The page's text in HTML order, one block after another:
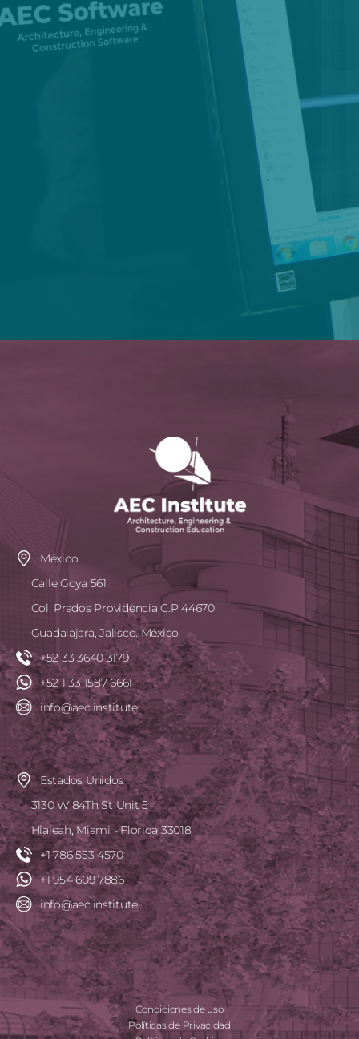
México
Calle Goya 561
Col. Prados Providencia C.P 44670
Guadalajara, Jalisco. México
+52 33 3640 3179
+52 1 33 1587 6661
info@aec.institute
Estados Unidos
3130 W 84Th St Unit 5
Hialeah, Miami - Florida 33018
+1 786 553 4570
+1 954 609 7886
info@aec.institute
Condiciones de uso
Políticas de Privacidad